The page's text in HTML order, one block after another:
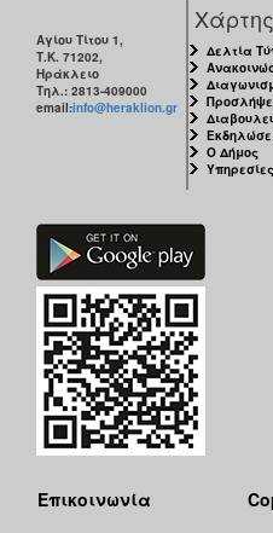
Αγίου Τίτου 1,
Τ.Κ. 71202,
Ηράκλειο
Τηλ.: 2813-409000
email:info@heraklion.gr
Δελτία
Ο Δήμος
Υπηρεσίες
Επικοινωνία